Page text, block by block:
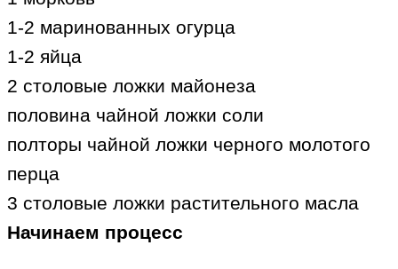
1-2 маринованных огурца
1-2 яйца
2 столовые ложки майонеза
половина чайной ложки соли
полторы чайной ложки черного молотого
перца
3 столовые ложки растительного масла
Начинаем процесс